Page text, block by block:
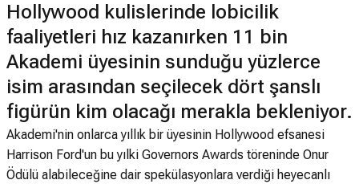
Hollywood kulislerinde lobicilik
faaliyetleri hız kazanırken 11 bin
Akademi üyesinin sunduğu yüzlerce
isim arasından seçilecek dört şanslı
figürün kim olacağı merakla bekleniyor.
Akademi'nin onlarca yıllık bir üyesinin Hollywood efsanesi
Harrison Ford'un bu yılki Governors Awards töreninde Onur
Ödülü alabileceğine dair spekülasyonlara verdiği heyecanlı